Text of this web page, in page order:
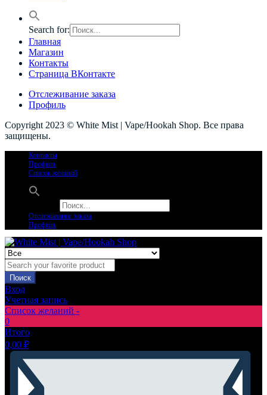
Search for:
Главная
Магазин
Контакты
Страница ВКонтакте
Отслеживание заказа
Профиль
Copyright 2023 © White Mist | Vape/Hookah Shop. Все права
защищены.
Контакты
Профиль
Список желаний
Отслеживание заказа
Профиль
Поиск
Вход
Учетная запись
Список желаний -
0
Итого
0,00 ₽